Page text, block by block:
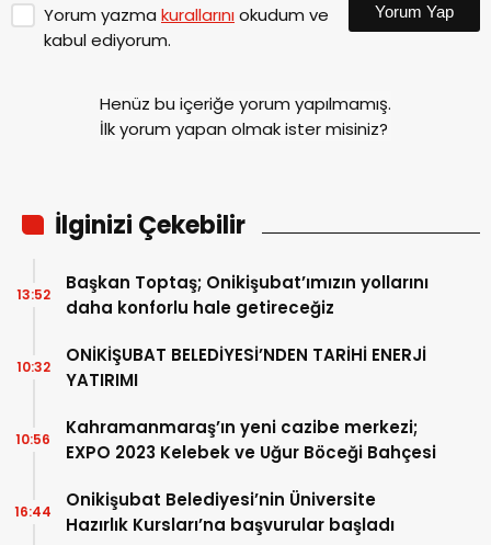
Yorum yazma kurallarınıokudum ve
kabul ediyorum.
Yorum Yap
Henüz bu içeriğe yorum yapılmamış.
İlk yorum yapan olmak ister misiniz?
İlginizi Çekebilir
Başkan Toptaş; Onikişubat’ımızın yollarını
daha konforlu hale getireceğiz
13:52
ONİKİŞUBAT BELEDİYESİ’NDEN TARİHİ ENERJİ
YATIRIMI
10:32
Kahramanmaraş’ın yeni cazibe merkezi;
EXPO 2023 Kelebek ve Uğur Böceği Bahçesi
10:56
Onikişubat Belediyesi’nin Üniversite
Hazırlık Kursları’na başvurular başladı
16:44